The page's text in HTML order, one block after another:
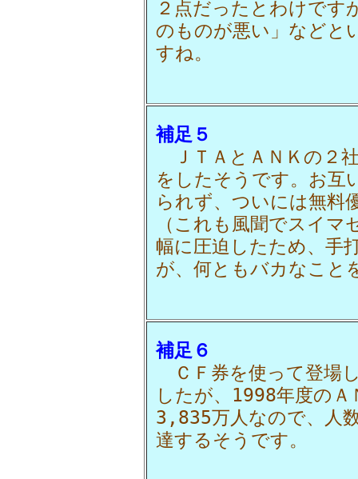
２点だったとわけです
のものが悪い」などと
すね。
補足５
ＪＴＡとＡＮＫの２
をしたそうです。お互
られず、ついには無料
（これも風聞でスイ
幅に圧迫したため、手
が、何ともバカなこと
補足６
ＣＦ券を使って登場
したが、1998年度の
3,835万人なので、人
達するそうです。